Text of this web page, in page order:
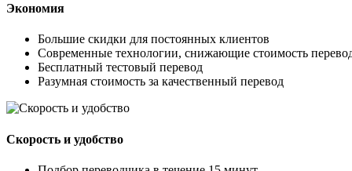
Экономия
Большие скидки для постоянных клиентов
Современные технологии, снижающие стоимость
Бесплатный тестовый перевод
Разумная стоимость за качественный перевод
Скорость и удобство